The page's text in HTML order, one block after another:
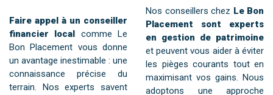
Faire appel à un conseiller
financier local comme Le
Bon Placement vous donne
un avantage inestimable : une
connaissance précise du
terrain. Nos experts savent
Nos conseillers chez Le Bon
Placement sont experts
en gestion de patrimoine
et peuvent vous aider à éviter
les pièges courants tout en
maximisant vos gains. Nous
adoptons une approche